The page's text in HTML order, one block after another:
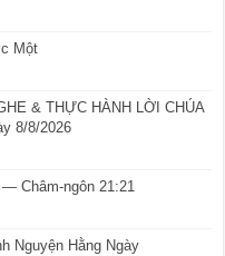
Một
& THỰC HÀNH LỜI CHÚA
8/2026
Châm-ngôn 21:21
Hằng Ngày